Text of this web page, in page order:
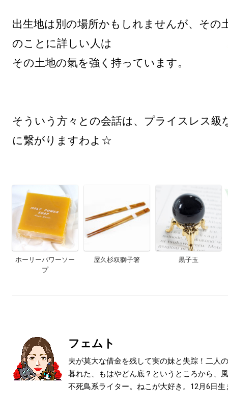
出生地は別の場所かもしれませんが、その
のことに詳しい人は
その土地の氣を強く持っています。
そういう方々との会話は、プライスレス級
に繋がりますわよ☆
ホーリーパワーソー
プ
屋久杉双獅子箸 黒子玉
フェムト
夫が莫大な借金を残して実の妹と失踪！二人
暮れた、もはやどん底？というところから、
不死鳥系ライター。ねこが大好き。12月6日生